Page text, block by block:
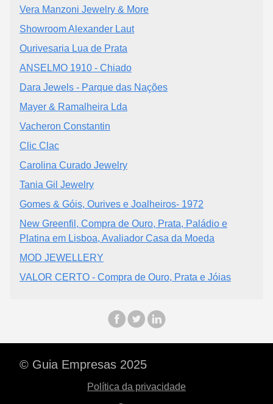
Vera Manzoni Jewelry & More
Showroom Alexander Laut
Ourivesaria Lua de Prata
ANSELMO 1910 - Chiado
Dara Jewels - Parque das Nações
Mayer & Ramalheira Lda
Vacheron Constantin
Clic Clac
Carolina Curado Jewelry
Tania Gil Jewelry
Gomes & Góis, Ourives e Joalheiros- 1972
New Greenfil, Compra de Ouro, Prata, Paládio e
Platina em Lisboa, Avaliador Casa da Moeda
MOD JEWELLERY
VALOR CERTO - Compra de Ouro, Prata e Jóias
© Guia Empresas 2025
Política da privacidade